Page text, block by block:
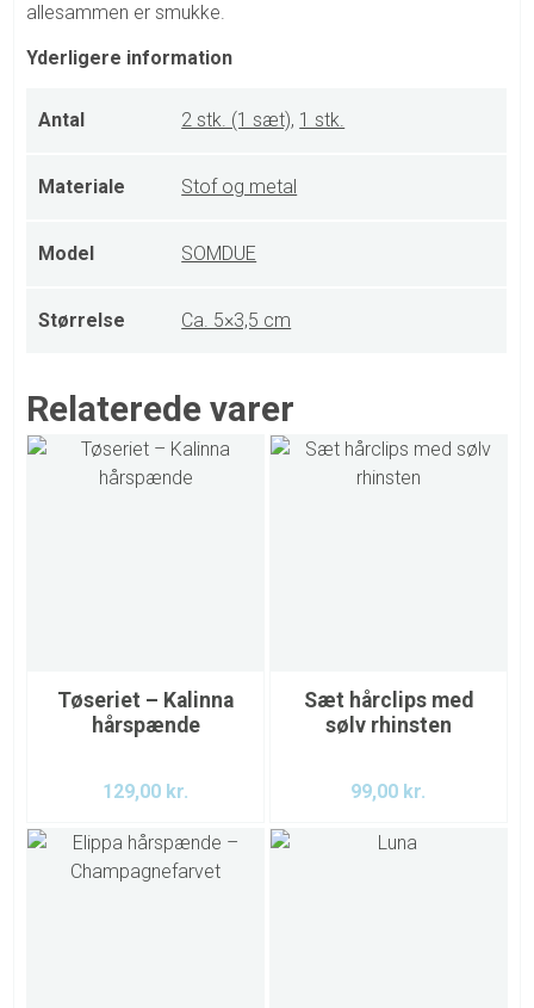
allesammen er smukke.
Yderligere information
Antal 2 stk. (1 sæt), 1 stk.
Materiale Stof og metal
Model SOMDUE
Størrelse Ca. 5×3,5 cm
Relaterede varer
Tøseriet – Kalinna
hårspænde
129,00 kr.
Sæt hårclips med
sølv rhinsten
99,00 kr.